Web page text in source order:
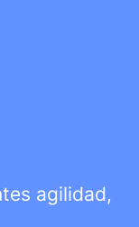
agilidad,